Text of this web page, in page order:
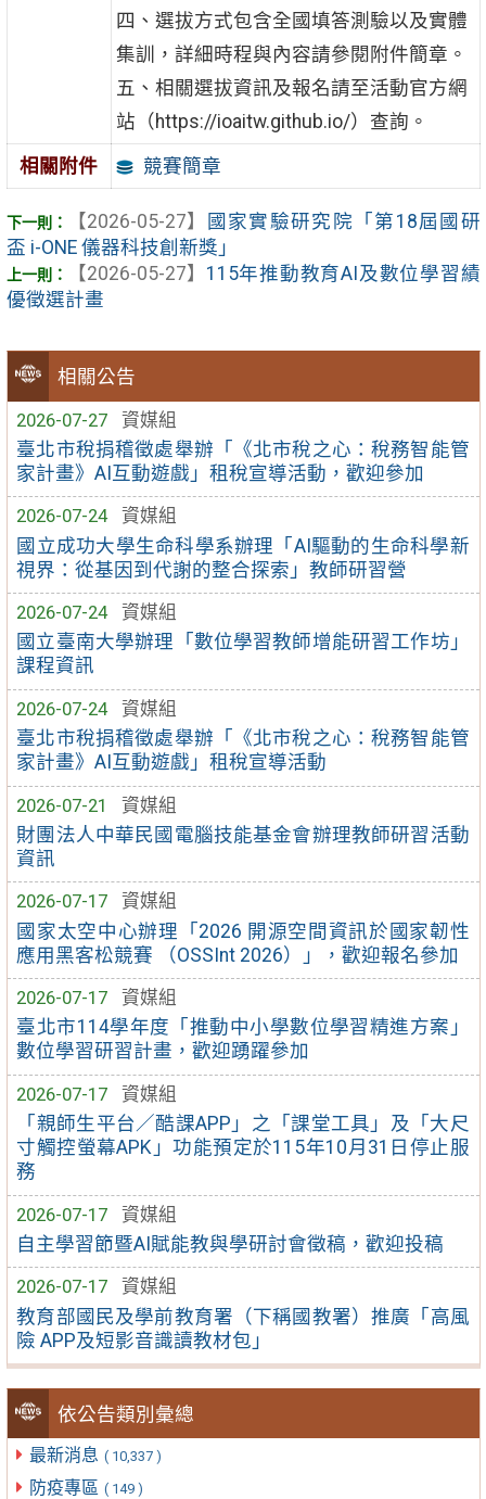
相關公告
2026-07-27
資媒組
臺北市稅捐稽徵處舉辦「《北市稅之心：稅務智能管
家計畫》AI互動遊戲」租稅宣導活動，歡迎參加
2026-07-24
資媒組
國立成功大學生命科學系辦理「AI驅動的生命科學新
視界：從基因到代謝的整合探索」教師研習營
2026-07-24
資媒組
國立臺南大學辦理「數位學習教師增能研習工作坊」
課程資訊
2026-07-24
資媒組
臺北市稅捐稽徵處舉辦「《北市稅之心：稅務智能管
家計畫》AI互動遊戲」租稅宣導活動
2026-07-21
資媒組
財團法人中華民國電腦技能基金會辦理教師研習活動
資訊
2026-07-17
資媒組
國家太空中心辦理「2026 開源空間資訊於國家韌性
應用黑客松競賽 （OSSInt 2026）」，歡迎報名參加
2026-07-17
資媒組
臺北市114學年度「推動中小學數位學習精進方案」
數位學習研習計畫，歡迎踴躍參加
2026-07-17
資媒組
「親師生平台／酷課APP」之「課堂工具」及「大尺
寸觸控螢幕APK」功能預定於115年10月31日停止服
務
2026-07-17
資媒組
自主學習節暨AI賦能教與學研討會徵稿，歡迎投稿
2026-07-17
資媒組
教育部國民及學前教育署（下稱國教署）推廣「高風
險 APP及短影音識讀教材包」
依公告類別彙總
最新消息 ( 10,337 )
防疫專區 ( 149 )
四、選拔方式包含全國填答測驗以及實體
集訓，詳細時程與內容請參閱附件簡章。
五、相關選拔資訊及報名請至活動官方網
站（https://ioaitw.github.io/）查詢。
相關附件 競賽簡章
【2026-05-27】
國家實驗研究院「第18屆國研
盃 i-ONE 儀器科技創新獎」
【2026-05-27】 115年推動教育AI及數位學習績
優徵選計畫